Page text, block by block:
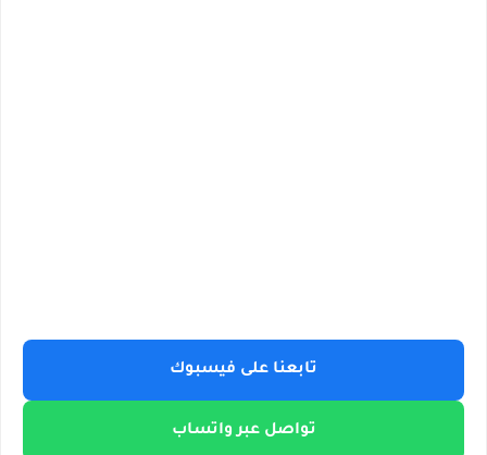
تابعنا على فيسبوك
تواصل عبر واتساب